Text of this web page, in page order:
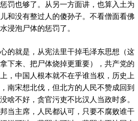
罚也够了。从另一方面讲，也算入土为
和没有整过人的傻孙子。不看僧面看佛
浸泡尸体的惩罚了。
的就是，从宪法里干掉毛泽东思想（这
下来、把尸体烧掉更重要），共产党的
，中国人根本就不在乎谁当权，历史上
南宋想北伐，但北方的人民不赞成回到
啥不好，贪官污吏不比汉人当政时多。
当主席，人民都认可，只要不腐败谁干